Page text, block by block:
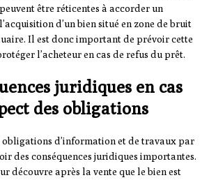
être réticentes à accorder un
d’un bien situé en zone de bruit
Il est donc important de prévoir cette
l’acheteur en cas de refus du prêt.
juridiques en cas
des obligations
obligations d’information et de travaux par
des conséquences juridiques importantes.
découvre après la vente que le bien est